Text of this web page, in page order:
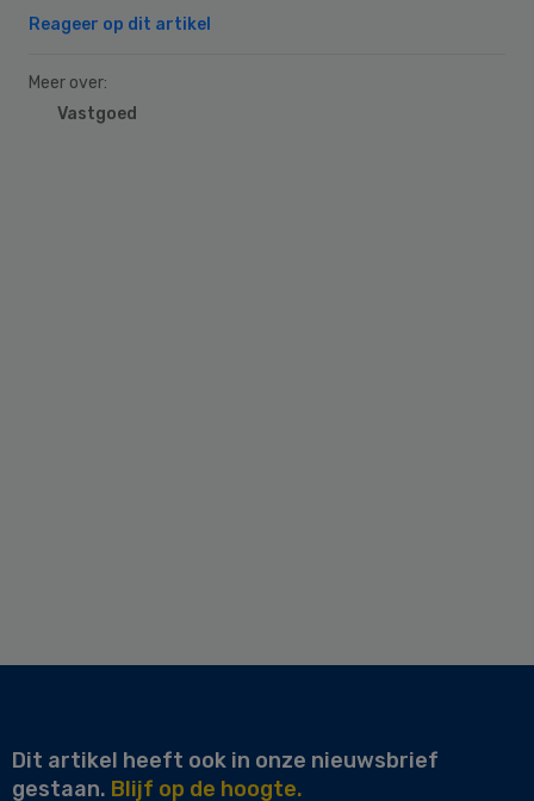
Reageer op dit artikel
Meer over:
Vastgoed
Dit artikel heeft ook in onze nieuwsbrief
gestaan. Blijf op de hoogte.